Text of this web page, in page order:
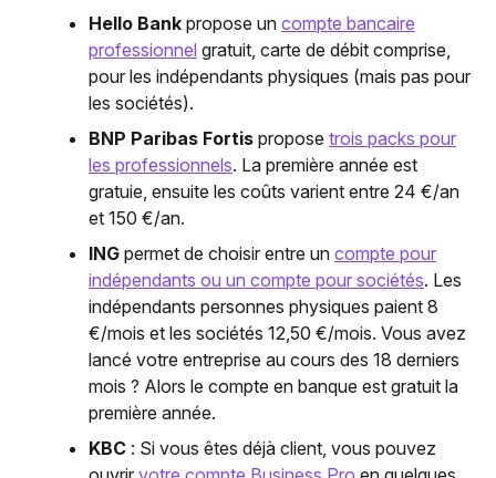
Hello Bank propose un compte bancaire
professionnel gratuit, carte de débit comprise,
pour les indépendants physiques (mais pas pour
les sociétés).
BNP Paribas Fortis propose trois packs pour
les professionnels. La première année est
gratuie, ensuite les coûts varient entre 24 €/an
et 150 €/an.
ING permet de choisir entre un compte pour
indépendants ou un compte pour sociétés. Les
indépendants personnes physiques paient 8
€/mois et les sociétés 12,50 €/mois. Vous avez
lancé votre entreprise au cours des 18 derniers
mois ? Alors le compte en banque est gratuit la
première année.
KBC : Si vous êtes déjà client, vous pouvez